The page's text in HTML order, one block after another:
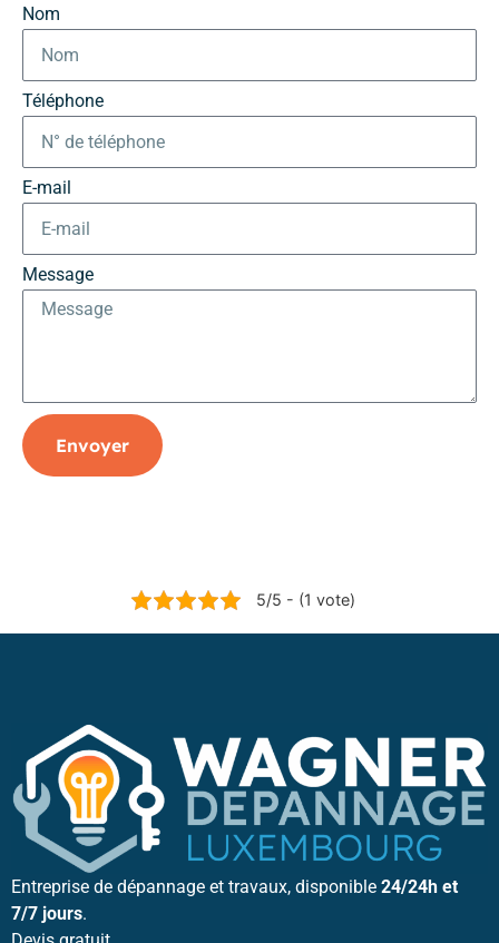
Nom
Téléphone
E-mail
Message
Envoyer
5/5 - (1 vote)
Entreprise de dépannage et travaux, disponible 24/24h et
7/7 jours.